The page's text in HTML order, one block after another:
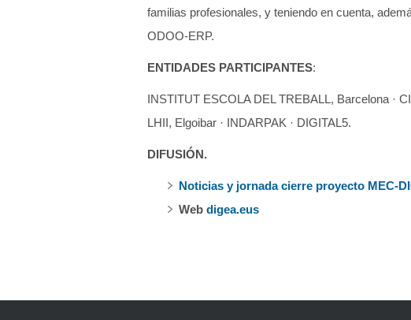
familias profesionales, y teniendo en cuenta,
ODOO-ERP.
ENTIDADES PARTICIPANTES:
INSTITUT ESCOLA DEL TREBALL, Barcelona ·
LHII, Elgoibar · INDARPAK · DIGITAL5.
DIFUSIÓN.
Noticias y jornada cierre proyecto MEC-
Web digea.eus